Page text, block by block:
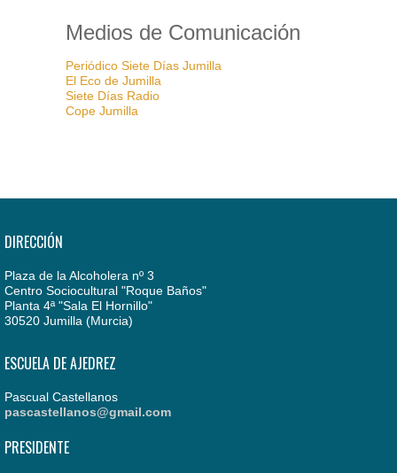
Medios de Comunicación
Periódico Siete Días Jumilla
El Eco de Jumilla
Siete Días Radio
Cope Jumilla
DIRECCIÓN
Plaza de la Alcoholera nº 3
Centro Sociocultural "Roque Baños"
Planta 4ª "Sala El Hornillo"
30520 Jumilla (Murcia)
ESCUELA DE AJEDREZ
Pascual Castellanos
pascastellanos@gmail.com
PRESIDENTE